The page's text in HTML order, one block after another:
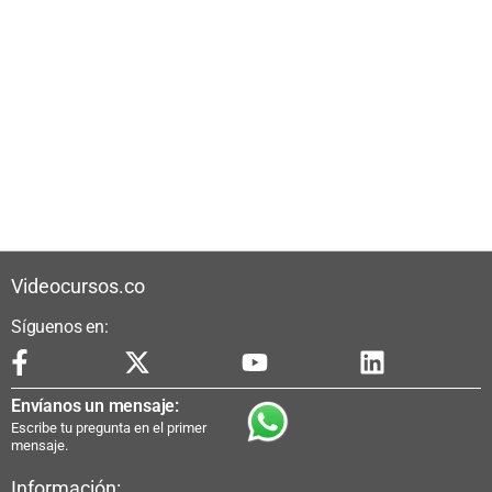
Videocursos.co
Síguenos en:
Envíanos un mensaje:
Escribe tu pregunta en el primer
mensaje.